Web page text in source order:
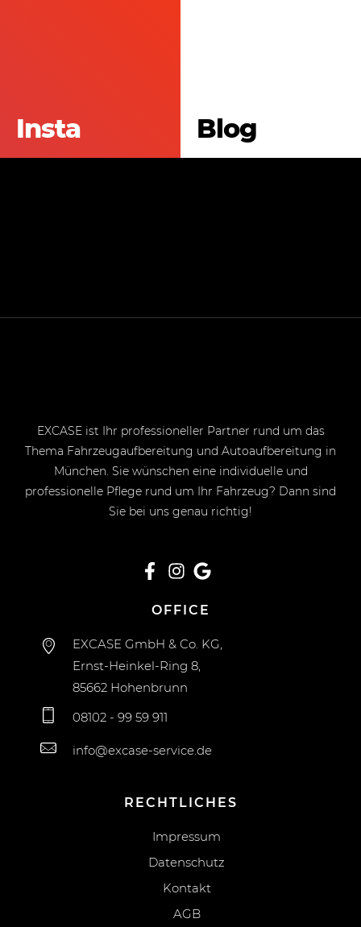
Insta Blog
EXCASE ist Ihr professioneller Partner rund um das
Thema Fahrzeugaufbereitung und Autoaufbereitung in
München. Sie wünschen eine individuelle und
professionelle Pflege rund um Ihr Fahrzeug? Dann sind
Sie bei uns genau richtig!
OFFICE
EXCASE GmbH & Co. KG,
Ernst-Heinkel-Ring 8,
85662 Hohenbrunn
08102 - 99 59 911
info@excase-service.de
RECHTLICHES
Impressum
Datenschutz
Kontakt
AGB